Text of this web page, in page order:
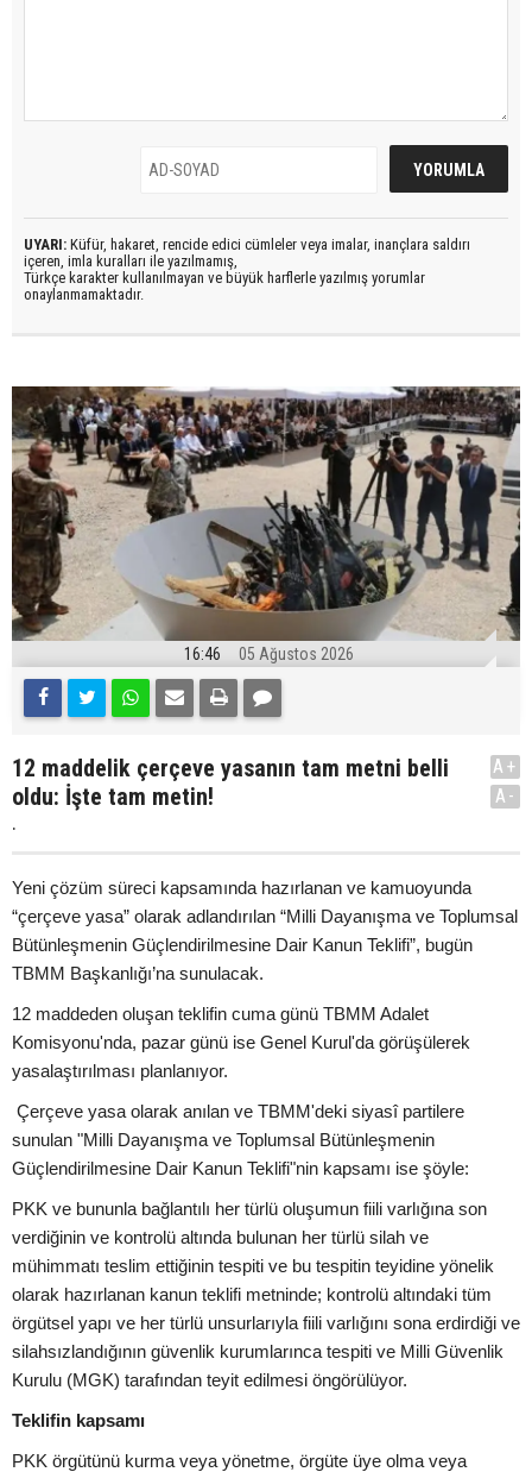
UYARI: Küfür, hakaret, rencide edici cümleler veya imalar, inançlara saldırı
içeren, imla kuralları ile yazılmamış,
Türkçe karakter kullanılmayan ve büyük harflerle yazılmış yorumlar
onaylanmamaktadır.
16:46 05 Ağustos 2026
12 maddelik çerçeve yasanın tam metni belli
oldu: İşte tam metin!
.
A+
A-
Yeni çözüm süreci kapsamında hazırlanan ve kamuoyunda
“çerçeve yasa” olarak adlandırılan “Milli Dayanışma ve Toplumsal
Bütünleşmenin Güçlendirilmesine Dair Kanun Teklifi”, bugün
TBMM Başkanlığı’na sunulacak.
12 maddeden oluşan teklifin cuma günü TBMM Adalet
Komisyonu'nda, pazar günü ise Genel Kurul'da görüşülerek
yasalaştırılması planlanıyor.
Çerçeve yasa olarak anılan ve TBMM'deki siyasî partilere
sunulan "Milli Dayanışma ve Toplumsal Bütünleşmenin
Güçlendirilmesine Dair Kanun Teklifi"nin kapsamı ise şöyle:
PKK ve bununla bağlantılı her türlü oluşumun fiili varlığına son
verdiğinin ve kontrolü altında bulunan her türlü silah ve
mühimmatı teslim ettiğinin tespiti ve bu tespitin teyidine yönelik
olarak hazırlanan kanun teklifi metninde; kontrolü altındaki tüm
örgütsel yapı ve her türlü unsurlarıyla fiili varlığını sona erdirdiği ve
silahsızlandığının güvenlik kurumlarınca tespiti ve Milli Güvenlik
Kurulu (MGK) tarafından teyit edilmesi öngörülüyor.
Teklifin kapsamı
PKK örgütünü kurma veya yönetme, örgüte üye olma veya